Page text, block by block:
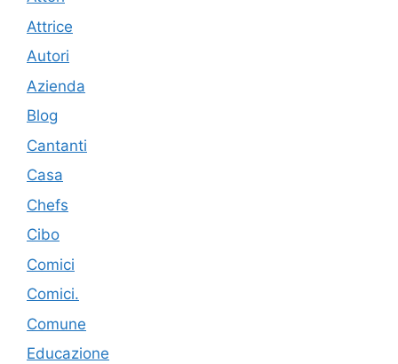
Attrice
Autori
Azienda
Blog
Cantanti
Casa
Chefs
Cibo
Comici
Comici.
Comune
Educazione